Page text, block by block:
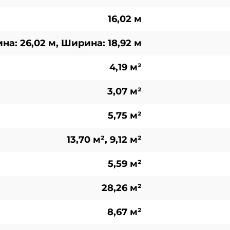
16,02 м
26,02 м, Ширина: 18,92 м
4,19 м²
3,07 м²
5,75 м²
13,70 м², 9,12 м²
5,59 м²
28,26 м²
8,67 м²